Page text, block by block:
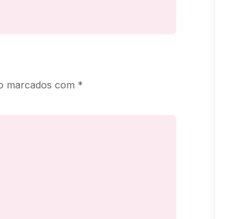
marcados com *